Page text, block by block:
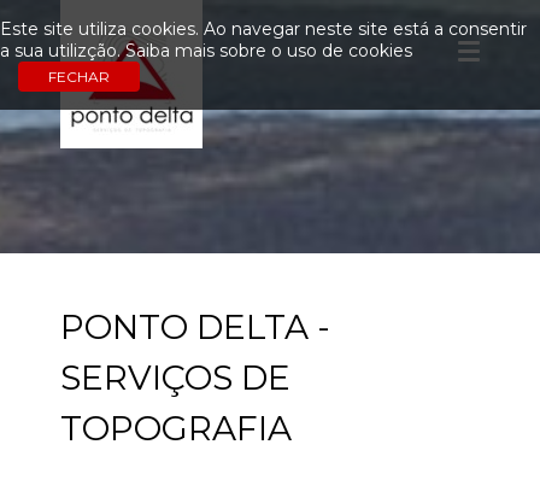
PONTO DELTA -
SERVIÇOS DE
TOPOGRAFIA
Este site utiliza cookies. Ao navegar neste site está a consentir
a sua utilizção.Saiba mais sobre o uso de cookies